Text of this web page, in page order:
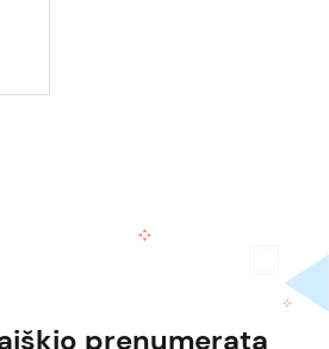
prenumerata